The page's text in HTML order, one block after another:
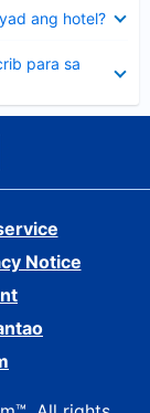
ang hotel?
para sa
Notice